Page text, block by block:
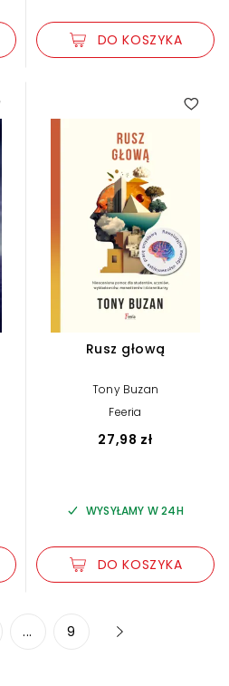
DO KOSZYKA
Rusz głową
Tony Buzan
Feeria
27,98 zł
WYSYŁAMY W 24H
DO KOSZYKA
... 9